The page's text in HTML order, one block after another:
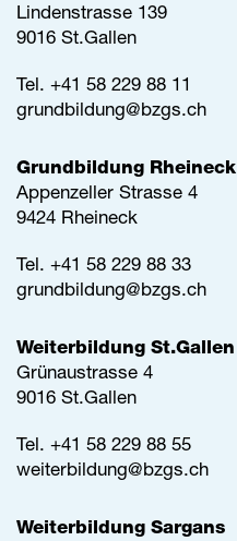
Lindenstrasse 139
9016 St.Gallen
Tel. +41 58 229 88 11
grundbildung@bzgs.ch
Grundbildung Rheineck
Appenzeller Strasse 4
9424 Rheineck
Tel. +41 58 229 88 33
grundbildung@bzgs.ch
Weiterbildung St.Gallen
Grünaustrasse 4
9016 St.Gallen
Tel. +41 58 229 88 55
weiterbildung@bzgs.ch
Weiterbildung Sargans